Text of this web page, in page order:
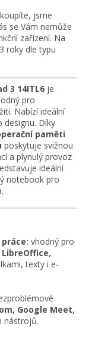
jsme
se Vám nemůže
zařízení. Na
roky dle typu
3 14ITL6 je
pro
Nabízí ideální
designu. Díky
paměti
poskytuje svižnou
a plynulý provoz
ideální
notebook pro
vhodný pro
texty i e-
Google Meet,
nástrojů.